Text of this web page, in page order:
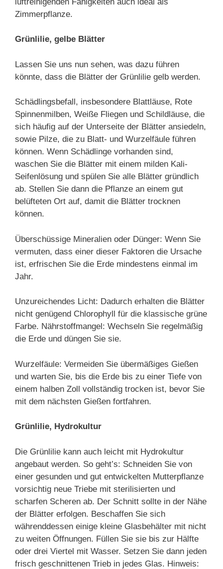
Zimmerpflanze.
Grünlilie, gelbe Blätter
Lassen Sie uns nun sehen, was dazu führen
könnte, dass die Blätter der Grünlilie gelb werden.
Schädlingsbefall, insbesondere Blattläuse, Rote
Spinnenmilben, Weiße Fliegen und Schildläuse, die
sich häufig auf der Unterseite der Blätter ansiedeln,
sowie Pilze, die zu Blatt- und Wurzelfäule führen
können. Wenn Schädlinge vorhanden sind,
waschen Sie die Blätter mit einem milden Kali-
Seifenlösung und spülen Sie alle Blätter gründlich
ab. Stellen Sie dann die Pflanze an einem gut
belüfteten Ort auf, damit die Blätter trocknen
können.
Überschüssige Mineralien oder Dünger: Wenn Sie
vermuten, dass einer dieser Faktoren die Ursache
ist, erfrischen Sie die Erde mindestens einmal im
Jahr.
Unzureichendes Licht: Dadurch erhalten die Blätter
nicht genügend Chlorophyll für die klassische grüne
Farbe. Nährstoffmangel: Wechseln Sie regelmäßig
die Erde und düngen Sie sie.
Wurzelfäule: Vermeiden Sie übermäßiges Gießen
und warten Sie, bis die Erde bis zu einer Tiefe von
einem halben Zoll vollständig trocken ist, bevor Sie
mit dem nächsten Gießen fortfahren.
Grünlilie, Hydrokultur
Die Grünlilie kann auch leicht mit Hydrokultur
angebaut werden. So geht’s: Schneiden Sie von
einer gesunden und gut entwickelten Mutterpflanze
vorsichtig neue Triebe mit sterilisierten und
scharfen Scheren ab. Der Schnitt sollte in der Nähe
der Blätter erfolgen. Beschaffen Sie sich
währenddessen einige kleine Glasbehälter mit nicht
zu weiten Öffnungen. Füllen Sie sie bis zur Hälfte
oder drei Viertel mit Wasser. Setzen Sie dann jeden
frisch geschnittenen Trieb in jedes Glas. Hinweis: